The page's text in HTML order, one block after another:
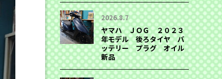
2026.8.7
ヤマハ ＪＯＧ ２０２３
年モデル 後ろタイヤ バ
ッテリー プラグ オイル
新品